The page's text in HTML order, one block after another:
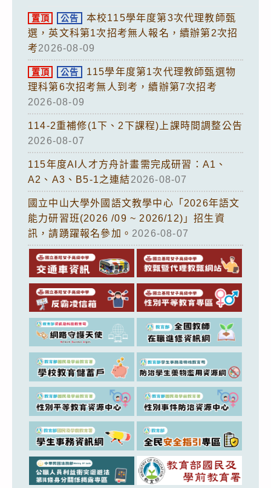
置頂 公告
本校115學年度第3次代理教師甄
選，英文科第1次招考無人報名，續辦第2次招
考2026-08-09
置頂 公告
115學年度第1次代理教師甄選物
理科第6次招考無人到考，續辦第7次招考
2026-08-09
114-2重補修(1下、2下課程)上課時間調整公告
2026-08-07
115年度AI人才方舟計畫需完成研習：A1、
A2、A3、B5-1之連結2026-08-07
國立中山大學外國語文教學中心「2026年語文
能力研習班(2026 /09 ~ 2026/12)」招生資
訊，請踴躍報名參加。 2026-08-07